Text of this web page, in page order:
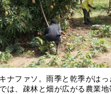
ナファソ。⾬季と乾季がは
は、疎林と畑が広がる農業